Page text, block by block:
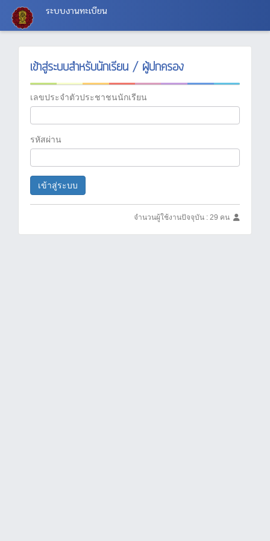
ระบบงานทะเบียน
เข้าสู่ระบบสำหรับนักเรียน / ผู้ปกครอง
เลขประจำตัวประชาชนนักเรียน
รหัสผ่าน
เข้าสู่ระบบ
จำนวนผู้ใช้งานปัจจุบัน : 29 คน